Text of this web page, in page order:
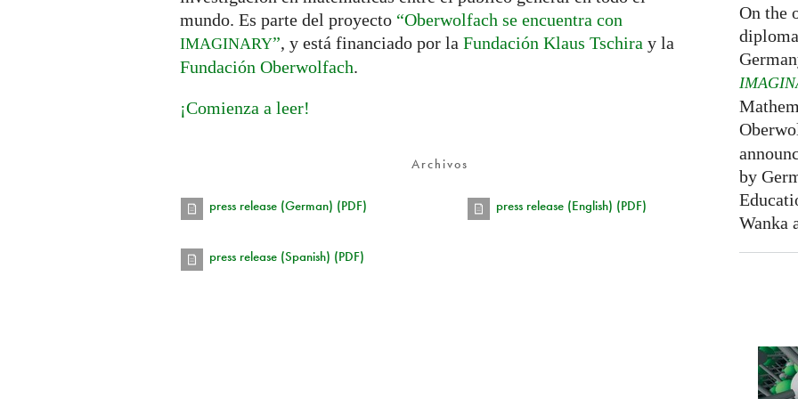
mundo. Es parte del proyecto “Oberwolfach se encuentra con
IMAGINARY”, y está financiado por la Fundación Klaus Tschira y la
Fundación Oberwolfach.
¡Comienza a leer!
Archivos
press release (German) (PDF) press release (English) (PDF)
press release (Spanish) (PDF)
On the
by
Wanka